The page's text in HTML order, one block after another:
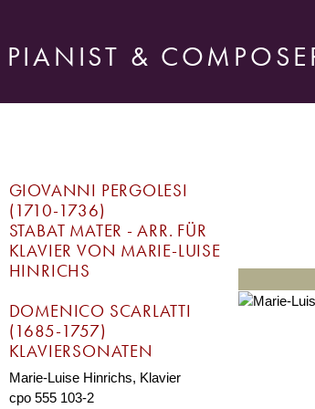
&
GIOVANNI PERGOLESI
(1710-1736)
STABAT MATER - ARR. FÜR
KLAVIER VON MARIE-LUISE
HINRICHS
DOMENICO SCARLATTI
(1685-1757)
KLAVIERSONATEN
Marie-Luise Hinrichs, Klavier
cpo 555 103-2